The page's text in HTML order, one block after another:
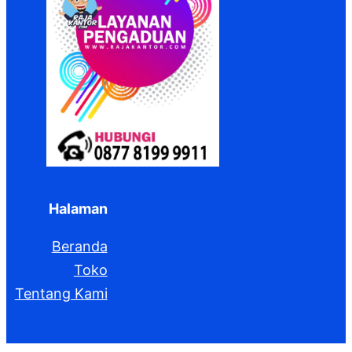
Halaman
Beranda
Toko
Tentang Kami